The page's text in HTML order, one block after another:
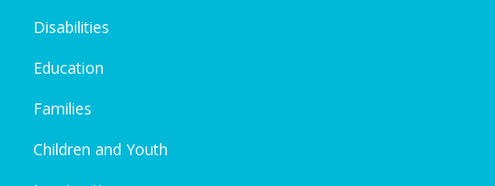
Disabilities
Education
Families
Children and Youth